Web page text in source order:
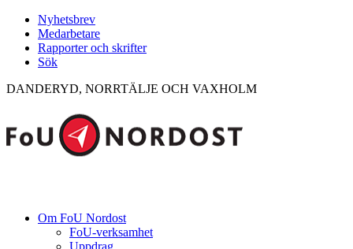
Nyhetsbrev
Medarbetare
Rapporter och skrifter
Sök
DANDERYD, NORRTÄLJE OCH VAXHOLM
Om FoU Nordost
FoU-verksamhet
Uppdrag